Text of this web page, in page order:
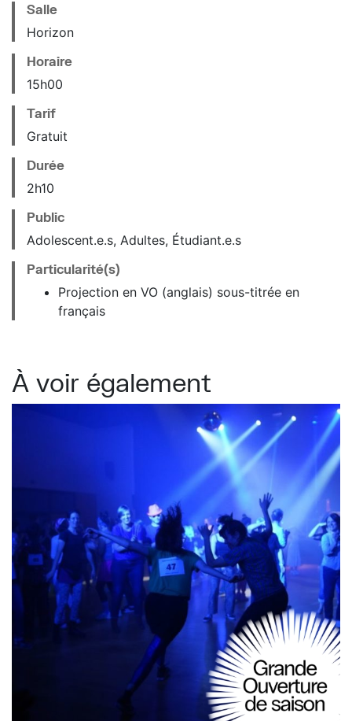
Salle
Horizon
Horaire
15h00
Tarif
Gratuit
Durée
2h10
Public
Adolescent.e.s, Adultes, Étudiant.e.s
Particularité(s)
Projection en VO (anglais) sous-titrée en
français
À voir également